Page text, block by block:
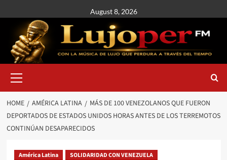
August 8, 2026
HOME AMÉRICA LATINA
MÁS DE 100 VENEZOLANOS QUE FUERON
DEPORTADOS DE ESTADOS UNIDOS HORAS ANTES DE LOS TERREMOTOS
CONTINÚAN DESAPARECIDOS
América Latina SOLIDARIDAD CON VENEZUELA